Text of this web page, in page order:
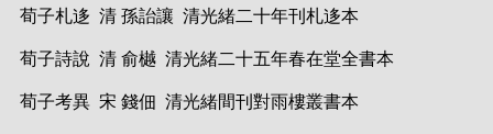
荀子札迻 清 孫詒讓 清光緒二十年刊札迻本
荀子詩說 清 俞樾 清光緒二十五年春在堂全書本
荀子考異 宋 錢佃 清光緒間刊對雨樓叢書本